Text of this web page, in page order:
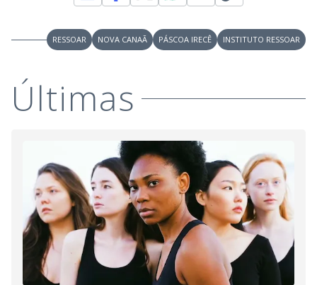
RESSOAR NOVA CANAÃ PÁSCOA IRECÊ INSTITUTO RESSOAR
Últimas